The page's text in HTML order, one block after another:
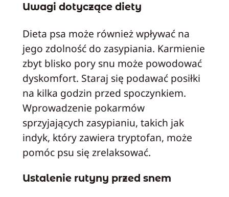
Uwagi dotyczące diety
Dieta psa może również wpływać na
jego zdolność do zasypiania. Karmienie
zbyt blisko pory snu może powodować
dyskomfort. Staraj się podawać posiłki
na kilka godzin przed spoczynkiem.
Wprowadzenie pokarmów
sprzyjających zasypianiu, takich jak
indyk, który zawiera tryptofan, może
pomóc psu się zrelaksować.
Ustalenie rutyny przed snem